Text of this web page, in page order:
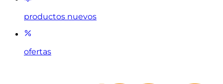
productos nuevos
ofertas